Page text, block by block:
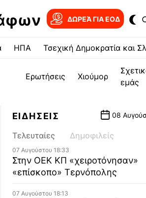
ΔΩΡΕΆ ΓΙΑ EOΔ
ΗΠΑ Τσεχική Δημοκρατία και
Ερωτήσεις Χιούμορ
εμάς
ΕΙΔΗΣΕΙΣ 08
Τελευταίες Δημοφιλείς
07 Αυγούστου 18:33
Στην ΟΕΚ ΚΠ «χειροτόνησαν»
«επίσκοπο» Τερνόπολης
07 Αυγούστου 18:13